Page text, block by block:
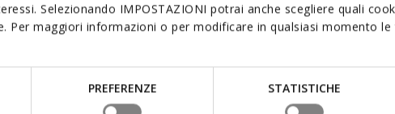
Selezionando IMPOSTAZIONI potrai anche scegliere quali
Per maggiori informazioni o per modificare in qualsiasi momento
PREFERENZE STATISTICHE